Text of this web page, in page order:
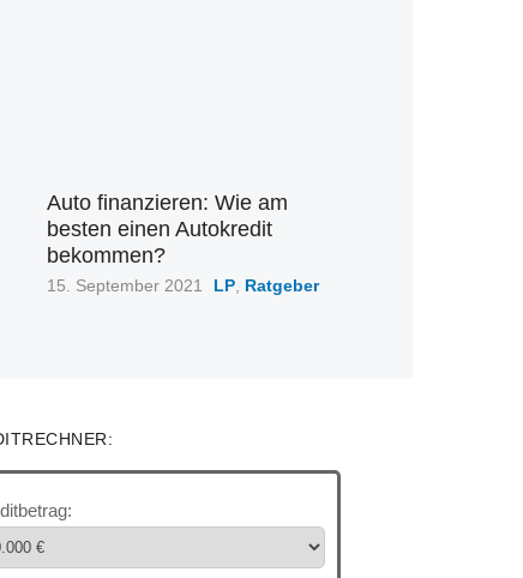
Auto finanzieren: Wie am
besten einen Autokredit
bekommen?
Veröffentlicht
15. September 2021 LP Ratgeber